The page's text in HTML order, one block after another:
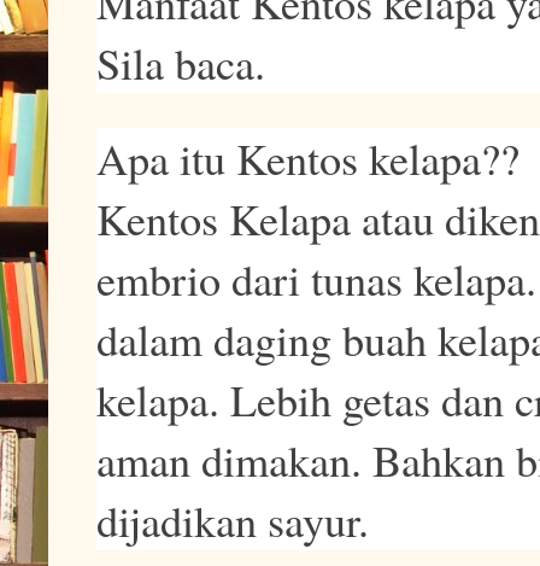
Sila baca.
Apa itu Kentos kelapa??
Kentos Kelapa atau
embrio dari tunas
dalam daging buah
kelapa. Lebih getas dan
aman dimakan. Bahkan
dijadikan sayur.